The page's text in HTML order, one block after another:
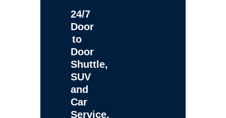
24/7
Door
to
Door
Shuttle,
SUV
and
Car
Service,